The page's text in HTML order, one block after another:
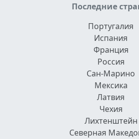
Последние
Португалия
Испания
Франция
Россия
Сан-Марино
Мексика
Латвия
Чехия
Лихтенштейн
Северная